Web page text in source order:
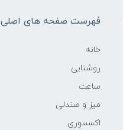
فهرست صفحه های اصلی
خانه
روشنایی
ساعت
میز و صندلی
اکسسوری